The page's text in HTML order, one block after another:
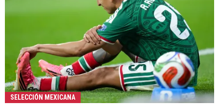
SELECCIÓN MEXICANA